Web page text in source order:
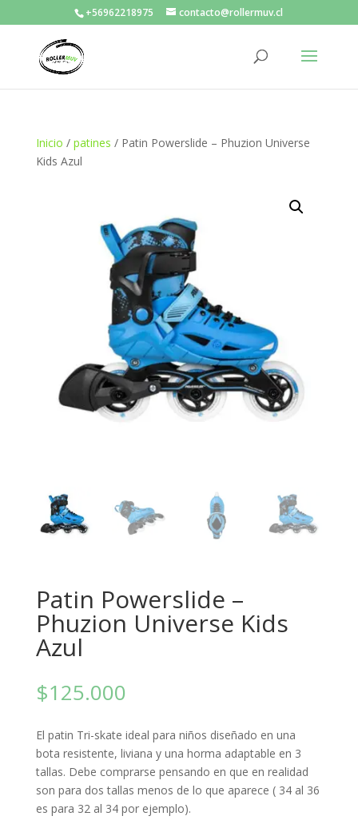
+56962218975 contacto@rollermuv.cl
Inicio / patines / Patin Powerslide – Phuzion Universe
Kids Azul
Patin Powerslide –
Phuzion Universe Kids
Azul
$125.000
El patin Tri-skate ideal para niños diseñado en una
bota resistente, liviana y una horma adaptable en 3
tallas. Debe comprarse pensando en que en realidad
son para dos tallas menos de lo que aparece ( 34 al 36
es para 32 al 34 por ejemplo).